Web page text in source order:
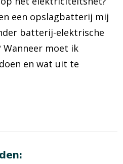
een opslagbatterij mij
batterij-elektrische
Wanneer moet ik
en wat uit te